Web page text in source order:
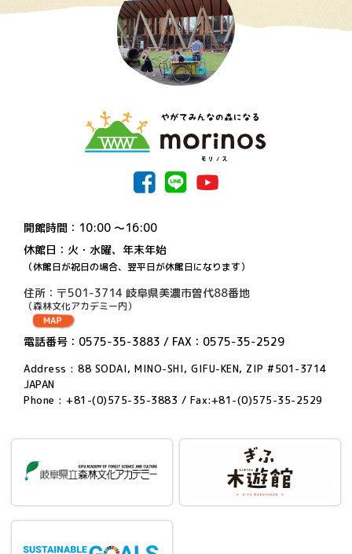
開館時間：10:00 〜16:00
休館日：火・水曜、年末年始
（休館日が祝日の場合、翌平日が休館日になります）
住所：〒501-3714 岐阜県美濃市曽代88番地
（森林文化アカデミー内）
電話番号：0575-35-3883 / FAX：0575-35-2529
Address : 88 SODAI, MINO-SHI, GIFU-KEN, ZIP #501-3714
JAPAN
Phone : +81-(0)575-35-3883 / Fax:+81-(0)575-35-2529